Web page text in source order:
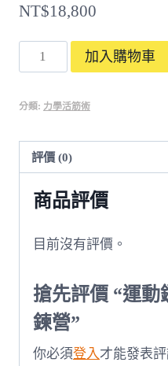
NT$18,800
動
姿
法
加入購物車
分類: 力學活筋術
評價 (0)
商品評價
目前沒有評價。
搶先評價 “運動
鍊營”
你必須登入才能發表評